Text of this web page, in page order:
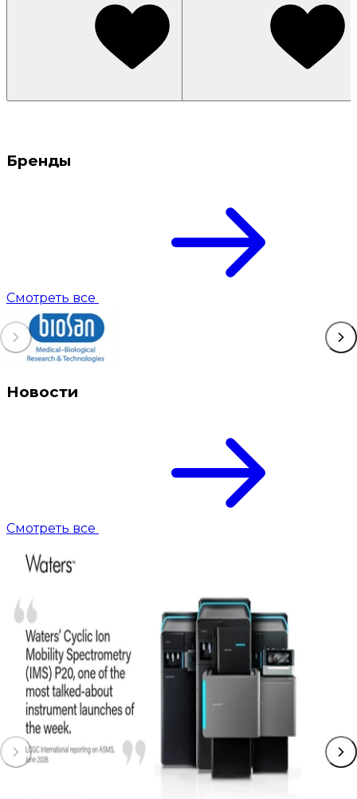
Бренды
Смотреть все
Новости
Смотреть все